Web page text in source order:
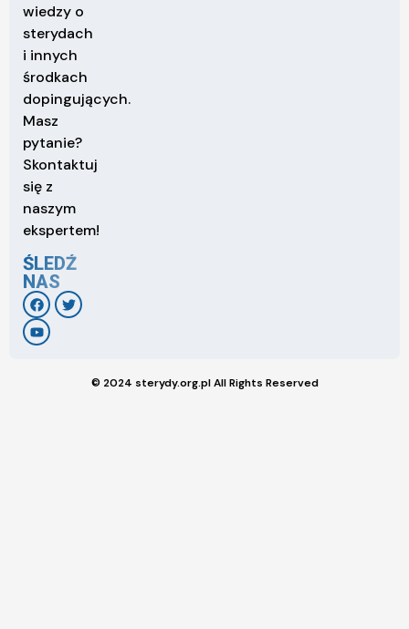
wiedzy o
sterydach
i innych
środkach
dopingujących.
Masz
pytanie?
Skontaktuj
się z
naszym
ekspertem!
ŚLEDŹ
NAS
© 2024 sterydy.org.pl All Rights Reserved